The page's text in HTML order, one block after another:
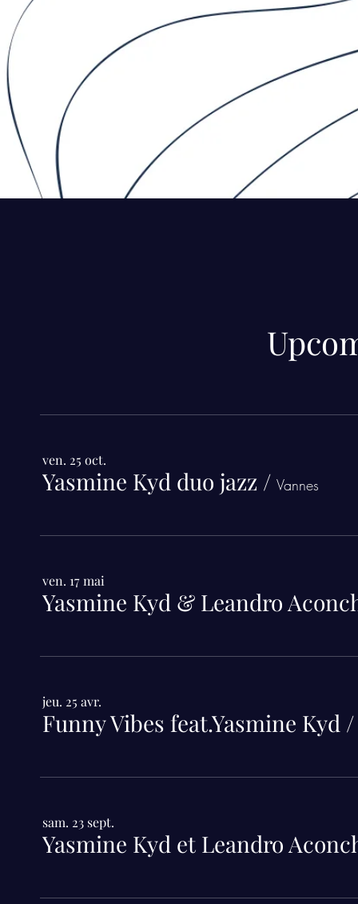
ven. 25 oct.
Yasmine Kyd duo jazz / Vannes
ven. 17 mai
jeu. 25 avr.
Funny Vibes feat.Yasmine Kyd
sam. 23 sept.
Yasmine Kyd et Leandro